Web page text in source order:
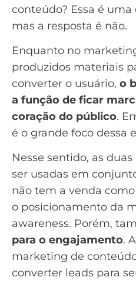
conteúdo? Essa é
mas a resposta é não.
Enquanto no
produzidos materiais
converter o usuário, o
a função de ficar
coração do público.
é o grande foco dessa
Nesse sentido, as
ser usadas em
não tem a venda
o posicionamento da
awareness. Porém,
para o engajamento.
marketing de
converter leads para